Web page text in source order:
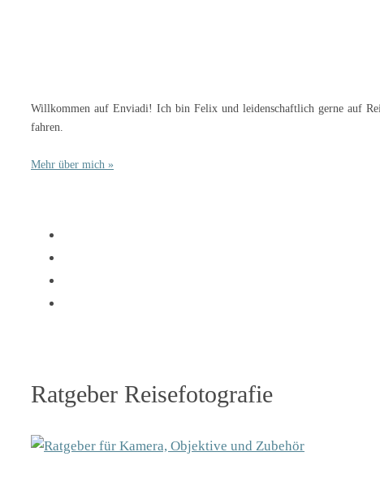
Willkommen auf Enviadi! Ich bin Felix und leidenschaftlich gerne auf
fahren.
Mehr über mich »
Ratgeber Reisefotografie